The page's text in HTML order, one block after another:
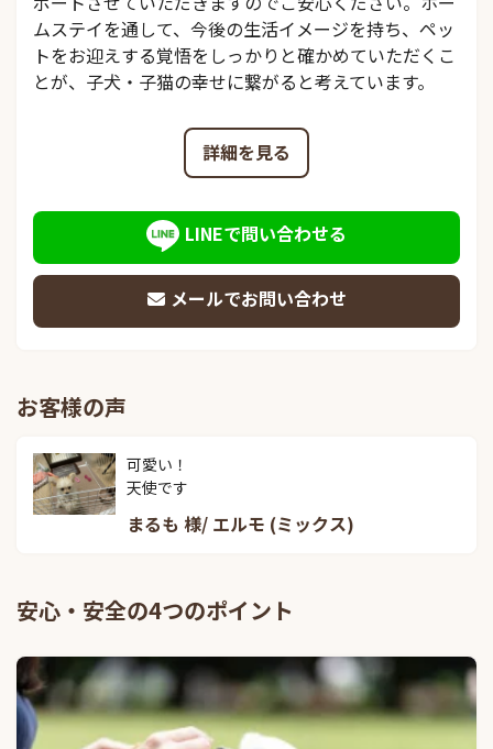
ムステイを通して、今後の生活イメージを持ち、ペッ
トをお迎えする覚悟をしっかりと確かめていただくこ
とが、子犬・子猫の幸せに繋がると考えています。
詳細を見る
LINEで問い合わせる
メールでお問い合わせ
お客様の声
可愛い！
天使です
まるも 様/ エルモ (ミックス)
安心・安全の4つのポイント